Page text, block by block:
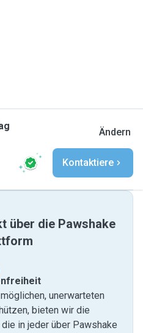
Ändern
Kontaktiere
über die Pawshake
unerwarteten
bieten wir die
die in jeder über Pawshake